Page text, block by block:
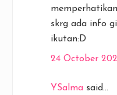
skrg ada info
ikutan:D
24 October
YSalma said...